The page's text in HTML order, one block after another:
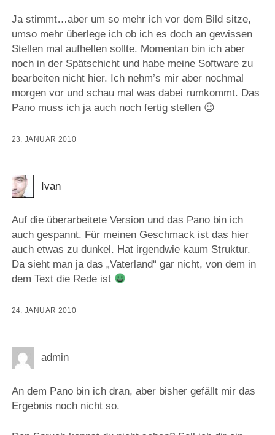
Ja stimmt…aber um so mehr ich vor dem Bild sitze,
umso mehr überlege ich ob ich es doch an gewissen
Stellen mal aufhellen sollte. Momentan bin ich aber
noch in der Spätschicht und habe meine Software zu
bearbeiten nicht hier. Ich nehm’s mir aber nochmal
morgen vor und schau mal was dabei rumkommt. Das
Pano muss ich ja auch noch fertig stellen 😉
23. JANUAR 2010
Ivan
Auf die überarbeitete Version und das Pano bin ich
auch gespannt. Für meinen Geschmack ist das hier
auch etwas zu dunkel. Hat irgendwie kaum Struktur.
Da sieht man ja das „Vaterland“ gar nicht, von dem in
dem Text die Rede ist
24. JANUAR 2010
admin
An dem Pano bin ich dran, aber bisher gefällt mir das
Ergebnis noch nicht so.